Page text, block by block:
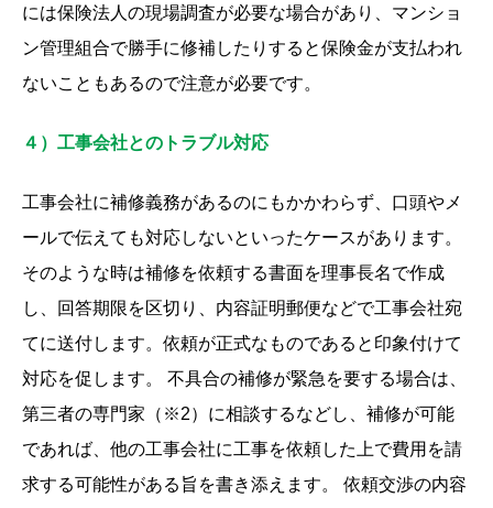
には保険法人の現場調査が必要な場合があり、マンショ
ン管理組合で勝手に修補したりすると保険金が支払われ
ないこともあるので注意が必要です。
４）工事会社とのトラブル対応
工事会社に補修義務があるのにもかかわらず、口頭やメ
ールで伝えても対応しないといったケースがあります。
そのような時は補修を依頼する書面を理事長名で作成
し、回答期限を区切り、内容証明郵便などで工事会社宛
てに送付します。依頼が正式なものであると印象付けて
対応を促します。 不具合の補修が緊急を要する場合は、
第三者の専門家（※2）に相談するなどし、補修が可能
であれば、他の工事会社に工事を依頼した上で費用を請
求する可能性がある旨を書き添えます。 依頼交渉の内容